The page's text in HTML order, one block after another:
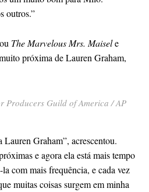
outros.”
The Marvelous Mrs. Maisele
próxima de Lauren Graham,
Producers Guild of America / AP
Lauren Graham”, acrescentou.
e agora ela está mais tempo
com mais frequência, e cada vez
muitas coisas surgem em minha